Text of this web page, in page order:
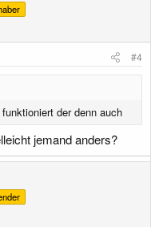
#4
funktioniert der denn auch
jemand anders?